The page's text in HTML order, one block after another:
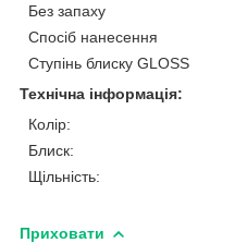
Без запаху
Спосіб нанесення
Ступінь блиску GLOSS
Технічна інформація:
Колір:
Блиск:
Щільність:
Приховати